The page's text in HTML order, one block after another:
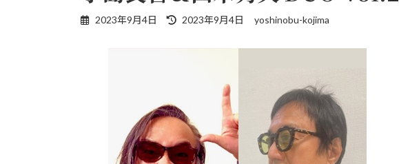
2023年9月4日
最
2023年9月4日 yoshinobu-kojima